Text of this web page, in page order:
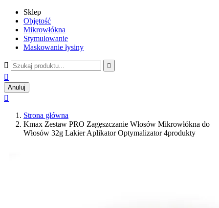
Sklep
Objętość
Mikrowłókna
Stymulowanie
Maskowanie łysiny
 

Anuluj

Strona główna
Kmax Zestaw PRO Zagęszczanie Włosów Mikrowłókna do
Włosów 32g Lakier Aplikator Optymalizator 4produkty